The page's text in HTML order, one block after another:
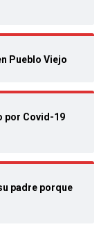
Pueblo Viejo
por Covid-19
padre porque